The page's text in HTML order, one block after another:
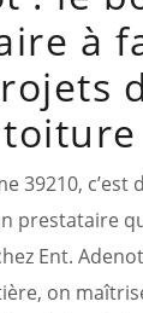
à
39210, c’est
prestataire
Ent.
on